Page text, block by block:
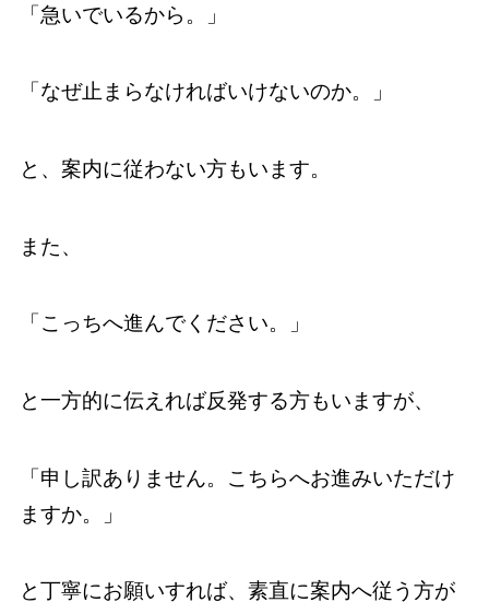
「急いでいるから。」
「なぜ止まらなければいけないのか。」
と、案内に従わない方もいます。
また、
「こっちへ進んでください。」
と一方的に伝えれば反発する方もいますが、
「申し訳ありません。こちらへお進みいただけ
ますか。」
と丁寧にお願いすれば、素直に案内へ従う方が